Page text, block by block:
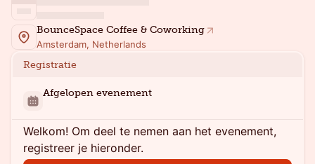
BounceSpace Coffee & Coworking
Amsterdam, Netherlands
Registratie
Afgelopen evenement
Welkom! Om deel te nemen aan het evenement,
registreer je hieronder.